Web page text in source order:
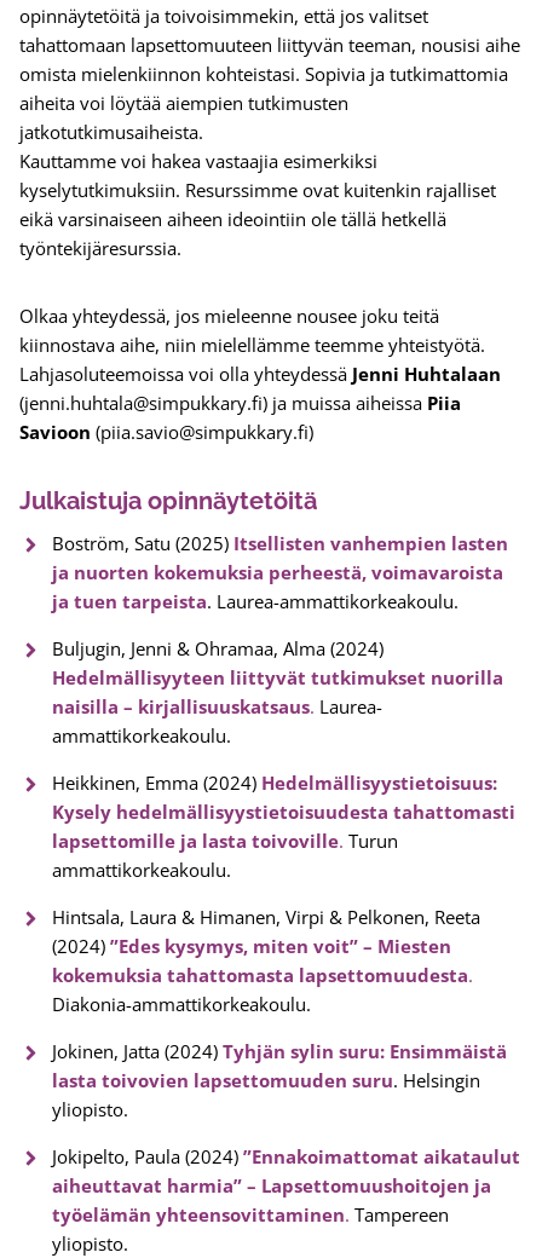
opinnäytetöitä ja toivoisimmekin, että jos valitset
tahattomaan lapsettomuuteen liittyvän teeman, nousisi aihe
omista mielenkiinnon kohteistasi. Sopivia ja tutkimattomia
aiheita voi löytää aiempien tutkimusten
jatkotutkimusaiheista.
Kauttamme voi hakea vastaajia esimerkiksi
kyselytutkimuksiin. Resurssimme ovat kuitenkin rajalliset
eikä varsinaiseen aiheen ideointiin ole tällä hetkellä
työntekijäresurssia.
Olkaa yhteydessä, jos mieleenne nousee joku teitä
kiinnostava aihe, niin mielellämme teemme yhteistyötä.
Lahjasoluteemoissa voi olla yhteydessä Jenni Huhtalaan
(jenni.huhtala@simpukkary.fi) ja muissa aiheissa Piia
Savioon (piia.savio@simpukkary.fi)
Julkaistuja opinnäytetöitä
Boström, Satu (2025) Itsellisten vanhempien lasten
ja nuorten kokemuksia perheestä, voimavaroista
ja tuen tarpeista. Laurea-ammattikorkeakoulu.
Buljugin, Jenni & Ohramaa, Alma (2024)
Hedelmällisyyteen liittyvät tutkimukset nuorilla
naisilla – kirjallisuuskatsaus. Laurea-
ammattikorkeakoulu.
Heikkinen, Emma (2024) Hedelmällisyystietoisuus:
Kysely hedelmällisyystietoisuudesta tahattomasti
lapsettomille ja lasta toivoville. Turun
ammattikorkeakoulu.
Hintsala, Laura & Himanen, Virpi & Pelkonen, Reeta
(2024) ”Edes kysymys, miten voit” – Miesten
kokemuksia tahattomasta lapsettomuudesta.
Diakonia-ammattikorkeakoulu.
Jokinen, Jatta (2024) Tyhjän sylin suru: Ensimmäistä
lasta toivovien lapsettomuuden suru. Helsingin
yliopisto.
Jokipelto, Paula (2024) ”Ennakoimattomat aikataulut
aiheuttavat harmia” – Lapsettomuushoitojen ja
työelämän yhteensovittaminen. Tampereen
yliopisto.